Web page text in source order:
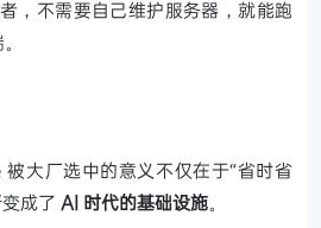
，不需要自己维护服务器，就能跑
大厂选中的意义不仅在于“省时省
成了 AI 时代的基础设施。